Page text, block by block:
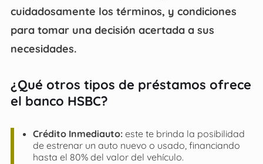
cuidadosamente los términos, y condiciones
para tomar una decisión acertada a sus
necesidades.
¿Qué otros tipos de préstamos ofrece
el banco HSBC?
Crédito Inmediauto:este te brinda la posibilidad
de estrenar un auto nuevo o usado, financiando
hasta el 80% del valor del vehículo.